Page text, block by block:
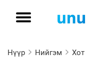
Нүүр Нийгэм Хот